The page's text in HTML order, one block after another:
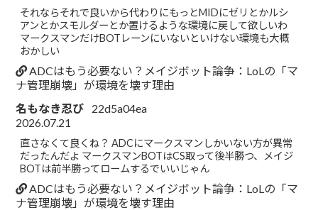
それならそれで良いから代わりにもっとMIDにゼリとかルシ
アンとかスモルダーとか置けるような環境に戻して欲しいわ
マークスマンだけBOTレーンにいないといけない環境も大概
おかしい
ADCはもう必要ない？メイジボット論争：LoLの「マ
ナ管理崩壊」が環境を壊す理由
名もなき忍び
22d5a04ea
2026.07.21
直さなくて良くね？ ADCにマークスマンしかいない方が異常
だったんだよ マークスマンBOTはCS取って後半勝つ、メイジ
BOTは前半勝ってロームするでいいじゃん
ADCはもう必要ない？メイジボット論争：LoLの「マ
ナ管理崩壊」が環境を壊す理由